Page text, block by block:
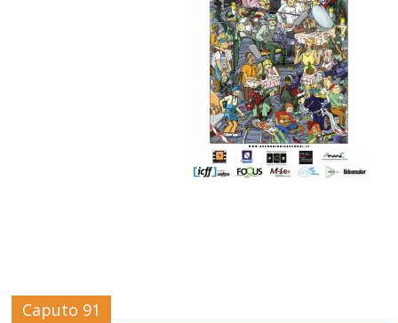
Caputo 91